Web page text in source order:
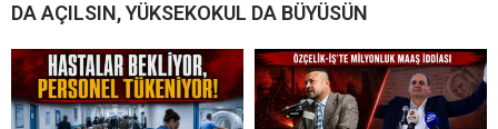
DA AÇILSIN, YÜKSEKOKUL DA BÜYÜSÜN